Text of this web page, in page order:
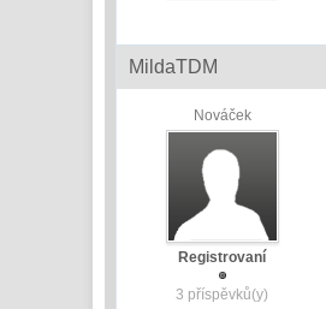
MildaTDM
Nováček
Registrovaní
3 příspěvků(y)